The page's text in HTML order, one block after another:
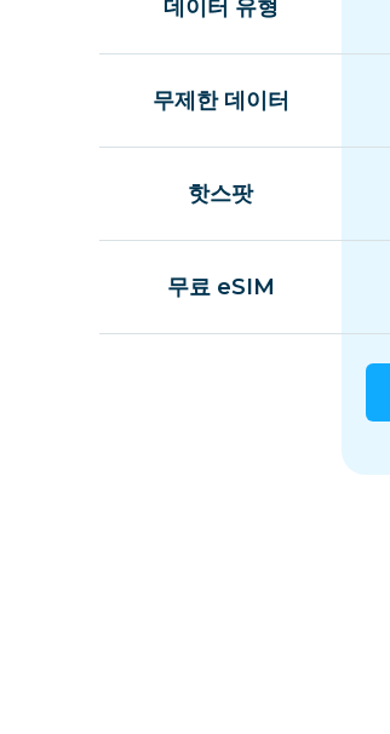
데이터 유형
무제한 데이터
핫스팟
무료 eSIM